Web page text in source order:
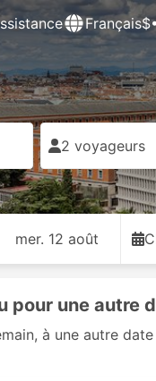
Français
2 voyageurs
mer. 12 août
pour une autre
à une autre date